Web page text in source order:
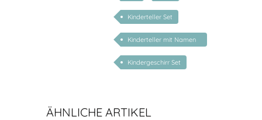
Kinderteller Set
Kinderteller mit Namen
personalisiert
Kindergeschirr Set
ÄHNLICHE ARTIKEL